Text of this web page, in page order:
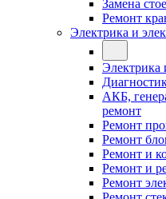
Замена
Ремонт
Электрика и
Электрика
АКБ,
ремонт
Ремонт
Ремонт
Ремонт и
Ремонт и
Ремонт